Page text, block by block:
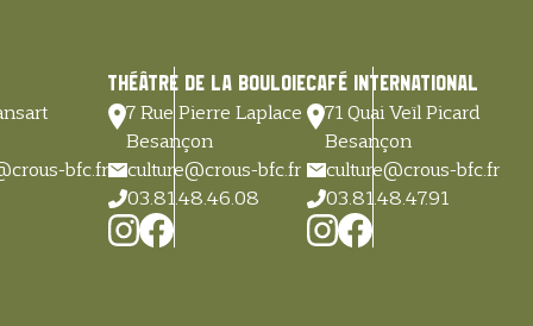
bfc.fr
Théâtre de la Bouloie
7 Rue Pierre Laplace
Besançon
culture@crous-bfc.fr
03.81.48.46.08
Café International
71 Quai Veïl Picard
Besançon
culture@crous-bfc.fr
03.81.48.47.91